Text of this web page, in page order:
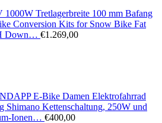
1000W Tretlagerbreite 100 mm Bafang
Conversion Kits for Snow Bike Fat
Down… €1.269,00
E-Bike Damen Elektrofahrrad
Shimano Kettenschaltung, 250W und
Ionen… €400,00